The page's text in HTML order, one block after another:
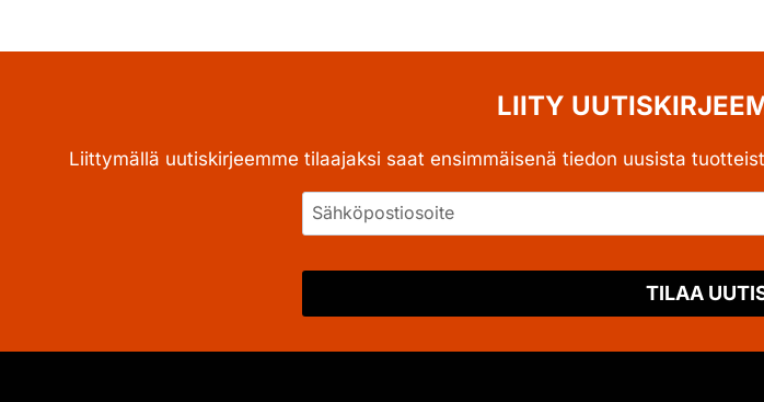
LIITY
Liittymällä uutiskirjeemme tilaajaksi saat ensimmäisenä tiedon uusista
TILAA